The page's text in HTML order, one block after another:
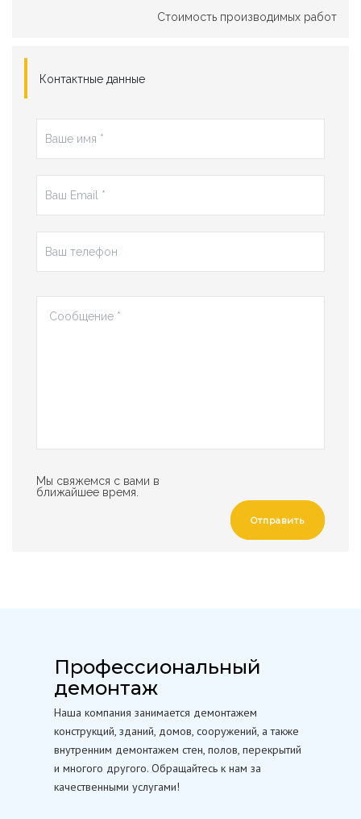
Стоимость производимых работ
Контактные данные
Мы свяжемся с вами в
ближайшее время.
Отправить
Профессиональный
демонтаж
Наша компания занимается демонтажем
конструкций, зданий, домов, сооружений, а также
внутренним демонтажем стен, полов, перекрытий
и многого другого. Обращайтесь к нам за
качественными услугами!